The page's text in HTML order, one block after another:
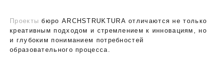
Проекты бюро ARCHSTRUKTURA отличаются не только
креативным подходом и стремлением к инновациям, но
и глубоким пониманием потребностей
образовательного процесса.